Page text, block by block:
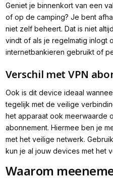
Geniet je binnenkort van een
of op de camping? Je bent
niet zelf beheert. Dat is niet
vindt of als je regelmatig inlogt
internetbankieren gebruikt of
Verschil met VPN
Ook is dit device ideaal
tegelijk met de veilige
het apparaat ook meerwaarde
abonnement. Hiermee ben je
met het veilige netwerk.
kun je al jouw devices met het
Waarom